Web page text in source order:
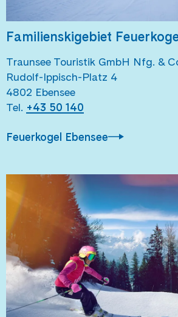
Familienskigebiet
Traunsee Touristik GmbH Nfg. &
Rudolf-Ippisch-Platz 4
4802 Ebensee
Tel. +43 50 140
Feuerkogel Ebensee